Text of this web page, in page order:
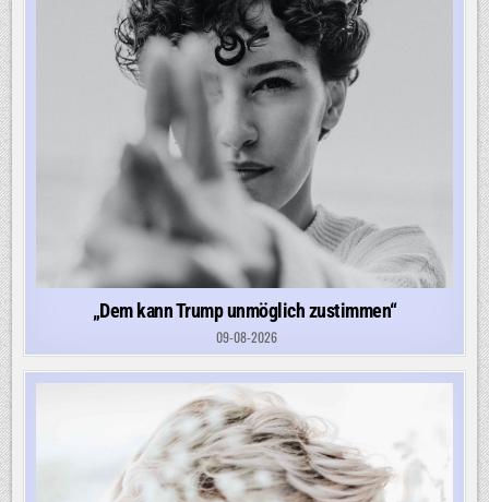
„Dem kann Trump unmöglich zustimmen“
09-08-2026